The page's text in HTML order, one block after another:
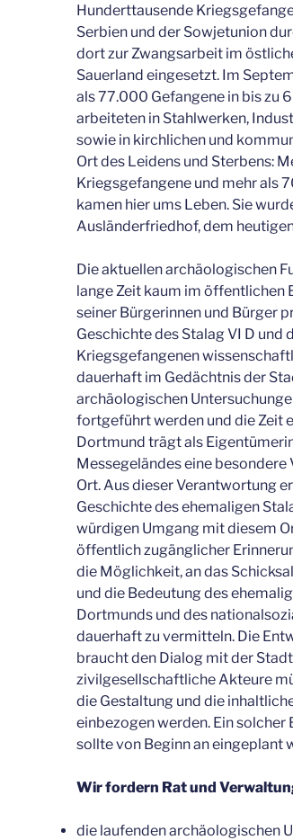
Hunderttausende
Serbien und der Sowjetunion
dort zur Zwangsarbeit im
Sauerland eingesetzt. Im
als 77.000 Gefangene in bis zu
arbeiteten in Stahlwerken,
sowie in kirchlichen und
Ort des Leidens und Sterbens:
Kriegsgefangene und mehr als
kamen hier ums Leben. Sie
Ausländerfriedhof, dem
Die aktuellen archäologischen
lange Zeit kaum im öffentlichen
seiner Bürgerinnen und Bürger
Geschichte des Stalag VI D
Kriegsgefangenen
dauerhaft im Gedächtnis der
archäologischen
fortgeführt werden und die Zeit
Dortmund trägt als
Messegeländes eine
Ort. Aus dieser Verantwortung
Geschichte des ehemaligen
würdigen Umgang mit diesem
öffentlich zugänglicher
die Möglichkeit, an das
und die Bedeutung des
Dortmunds und des
dauerhaft zu vermitteln. Die
braucht den Dialog mit der
zivilgesellschaftliche Akteure
die Gestaltung und die
einbezogen werden. Ein
sollte von Beginn an eingeplant
Wir fordern Rat und
die laufenden archäologischen